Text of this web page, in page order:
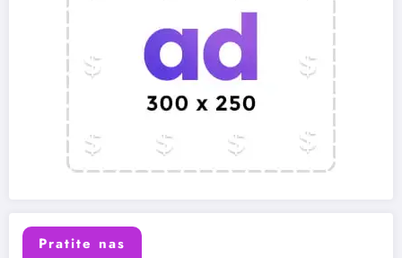
Pratite nas